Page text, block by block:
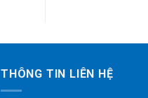
THÔNG TIN LIÊN HỆ